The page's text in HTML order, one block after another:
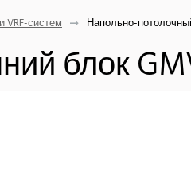
VRF-систем Напольно-
блок